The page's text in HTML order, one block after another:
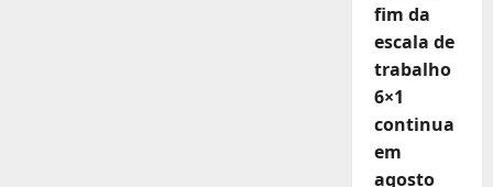
fim da
escala de
trabalho
6×1
continua
em
agosto